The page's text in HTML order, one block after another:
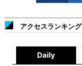
アクセスランキング
Daily